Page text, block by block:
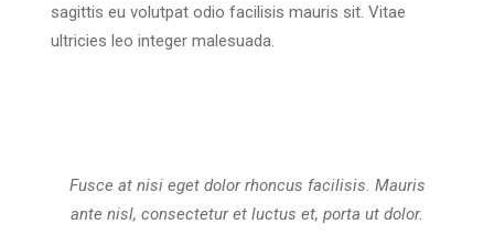
sagittis eu volutpat odio facilisis mauris sit. Vitae
ultricies leo integer malesuada.
Fusce at nisi eget dolor rhoncus facilisis. Mauris
ante nisl, consectetur et luctus et, porta ut dolor.